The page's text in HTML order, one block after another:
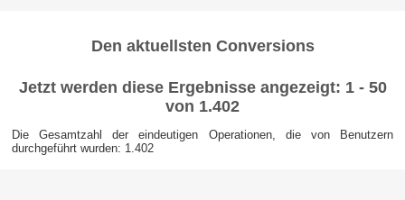
Den aktuellsten Conversions
Jetzt werden diese Ergebnisse angezeigt: 1 - 50
von 1.402
Die Gesamtzahl der eindeutigen Operationen, die von Benutzern
durchgeführt wurden: 1.402